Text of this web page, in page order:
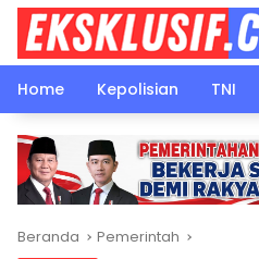
Langsung
konten
Home
Kepolisian TNI
Beranda Pemerintah